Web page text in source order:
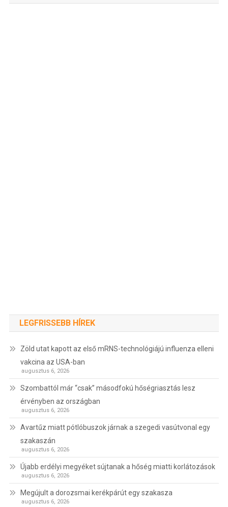
LEGFRISSEBB HÍREK
Zöld utat kapott az első mRNS-technológiájú influenza elleni
vakcina az USA-ban
augusztus 6, 2026
Szombattól már “csak” másodfokú hőségriasztás lesz
érvényben az országban
augusztus 6, 2026
Avartűz miatt pótlóbuszok járnak a szegedi vasútvonal egy
szakaszán
augusztus 6, 2026
Újabb erdélyi megyéket sújtanak a hőség miatti korlátozások
augusztus 6, 2026
Megújult a dorozsmai kerékpárút egy szakasza
augusztus 6, 2026